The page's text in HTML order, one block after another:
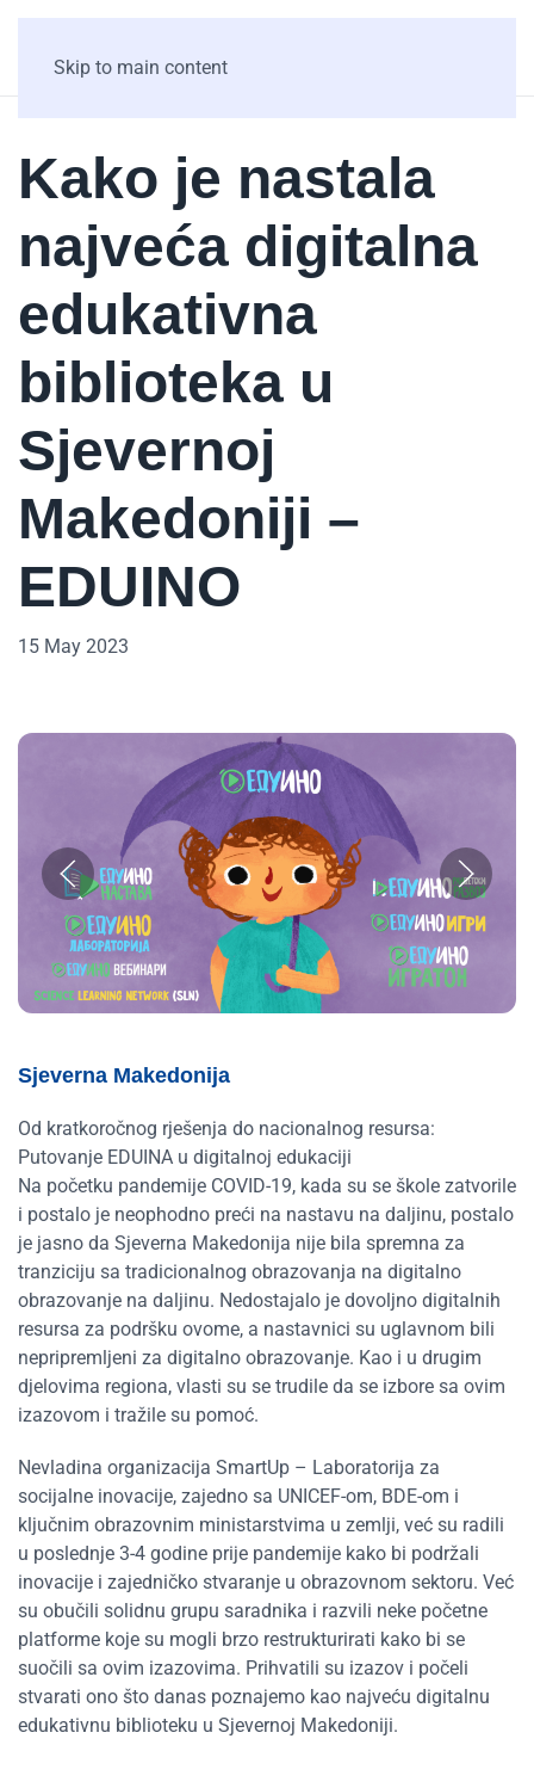
Skip to main content
Kako je nastala
najveća digitalna
edukativna
biblioteka u
Sjevernoj
Makedoniji –
EDUINO
15 May 2023
Sjeverna Makedonija
Od kratkoročnog rješenja do nacionalnog resursa:
Putovanje EDUINA u digitalnoj edukaciji
Na početku pandemije COVID-19, kada su se škole zatvorile
i postalo je neophodno preći na nastavu na daljinu, postalo
je jasno da Sjeverna Makedonija nije bila spremna za
tranziciju sa tradicionalnog obrazovanja na digitalno
obrazovanje na daljinu. Nedostajalo je dovoljno digitalnih
resursa za podršku ovome, a nastavnici su uglavnom bili
nepripremljeni za digitalno obrazovanje. Kao i u drugim
djelovima regiona, vlasti su se trudile da se izbore sa ovim
izazovom i tražile su pomoć.
Nevladina organizacija SmartUp – Laboratorija za
socijalne inovacije, zajedno sa UNICEF-om, BDE-om i
ključnim obrazovnim ministarstvima u zemlji, već su radili
u poslednje 3-4 godine prije pandemije kako bi podržali
inovacije i zajedničko stvaranje u obrazovnom sektoru. Već
su obučili solidnu grupu saradnika i razvili neke početne
platforme koje su mogli brzo restrukturirati kako bi se
suočili sa ovim izazovima. Prihvatili su izazov i počeli
stvarati ono što danas poznajemo kao najveću digitalnu
edukativnu biblioteku u Sjevernoj Makedoniji.